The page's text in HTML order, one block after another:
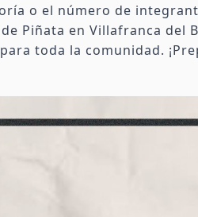
o el número de
Piñata en Villafranca del
toda la comunidad.